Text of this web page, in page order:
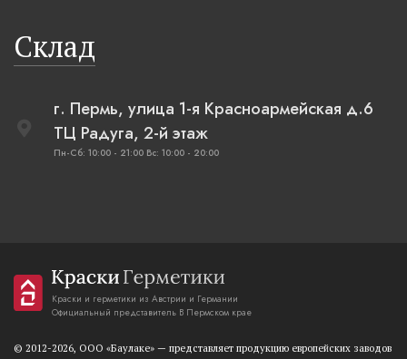
Склад
г. Пермь, улица 1-я Красноармейская д.6
ТЦ Радуга, 2-й этаж
Пн-Сб: 10:00 - 21:00 Вс: 10:00 - 20:00
Краски и герметики из Австрии и Германии
Официальный представитель В Пермском крае
© 2012-2026, OOO «Баулаке» — представляет продукцию европейских заводов